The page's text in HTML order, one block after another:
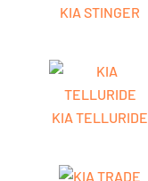
KIA STINGER
KIA TELLURIDE